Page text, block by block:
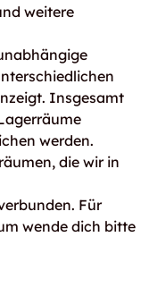
weitere
Insgesamt
werden.
die wir in
Für
wende dich bitte